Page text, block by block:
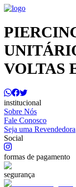
VOLTAS
institucional
Sobre Nós
Fale Conosco
Seja uma Revendedora
Social
formas de pagamento
segurança